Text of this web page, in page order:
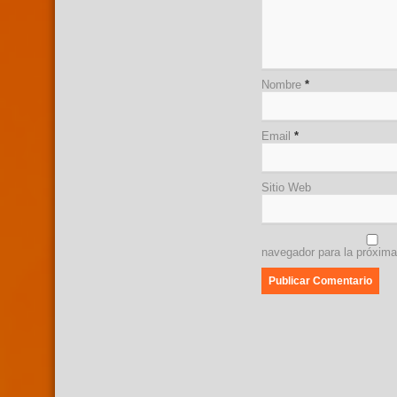
Nombre *
Email *
Sitio Web
navegador para la